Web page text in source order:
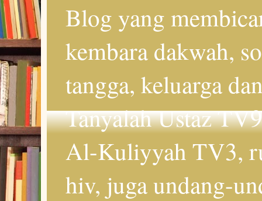
Blog yang
kembara dakwah,
tangga, keluarga
Tanyalah Ustaz
Al-Kuliyyah TV3,
hiv, juga undang-